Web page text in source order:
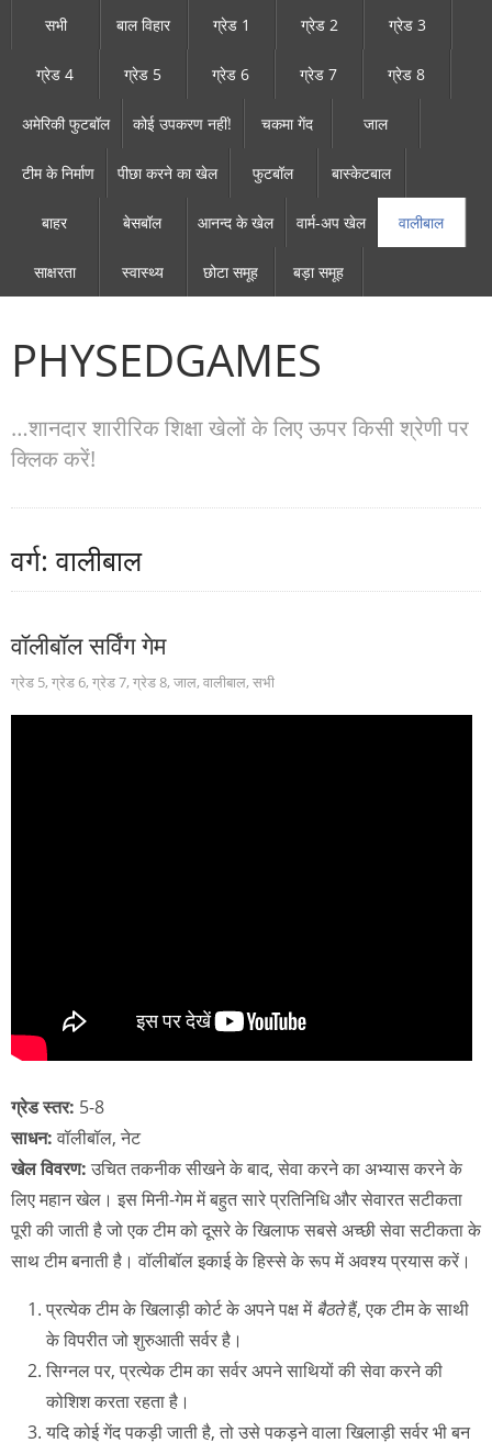
सभी बाल विहार ग्रेड 1 ग्रेड 2 ग्रेड 3
ग्रेड 4 ग्रेड 5 ग्रेड 6 ग्रेड 7 ग्रेड 8
अमेरिकी फुटबॉल कोई उपकरण नहीं! चकमा गेंद जाल
टीम के निर्माण पीछा करने का खेल फुटबॉल बास्केटबाल
बाहर बेसबॉल आनन्द के खेल वार्म-अप खेल वालीबाल
साक्षरता स्वास्थ्य छोटा समूह बड़ा समूह
PHYSEDGAMES
…शानदार शारीरिक शिक्षा खेलों के लिए ऊपर किसी श्रेणी पर
क्लिक करें!
वर्ग: वालीबाल
वॉलीबॉल सर्विंग गेम
ग्रेड 5, ग्रेड 6, ग्रेड 7, ग्रेड 8, जाल, वालीबाल, सभी
ग्रेड स्तर: 5-8
साधन: वॉलीबॉल, नेट
खेल विवरण: उचित तकनीक सीखने के बाद, सेवा करने का अभ्यास करने के
लिए महान खेल। इस मिनी-गेम में बहुत सारे प्रतिनिधि और सेवारत सटीकता
पूरी की जाती है जो एक टीम को दूसरे के खिलाफ सबसे अच्छी सेवा सटीकता के
साथ टीम बनाती है। वॉलीबॉल इकाई के हिस्से के रूप में अवश्य प्रयास करें।
प्रत्येक टीम के खिलाड़ी कोर्ट के अपने पक्ष मेंबैठतेहैं, एक टीम के साथी
के विपरीत जो शुरुआती सर्वर है।
सिग्नल पर, प्रत्येक टीम का सर्वर अपने साथियों की सेवा करने की
कोशिश करता रहता है।
यदि कोई गेंद पकड़ी जाती है, तो उसे पकड़ने वाला खिलाड़ी सर्वर भी बन